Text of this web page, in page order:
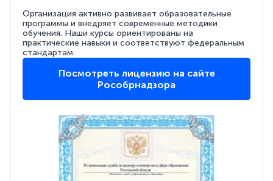
Организация активно развивает образовательные
программы и внедряет современные методики
обучения. Наши курсы ориентированы на
практические навыки и соответствуют федеральным
стандартам.
Посмотреть лицензию на сайте
Рособрнадзора